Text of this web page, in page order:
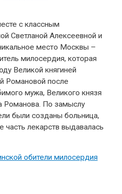
с классным
Светланой Алексеевной и
место Москвы –
милосердия, которая
Великой княгиней
Романовой после
мужа, Великого князя
Романова. По замыслу
были созданы больница,
часть лекарств выдавалась
обители милосердия